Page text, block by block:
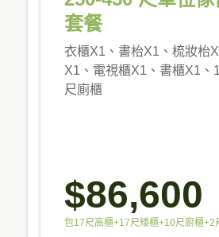
套餐
衣櫃X1、書枱X1、梳妝枱
X1、電視櫃X1、書櫃X1、
尺廁櫃
$86,600
包17尺高櫃+17尺矮櫃+10尺廚櫃+2